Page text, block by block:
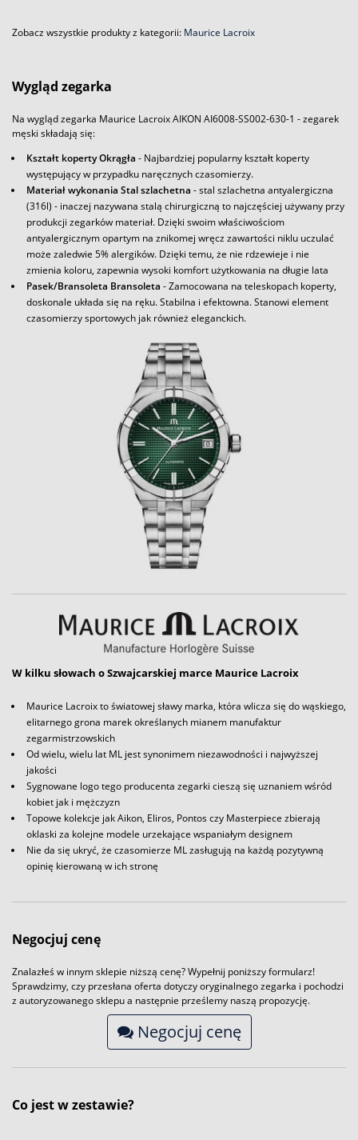
Zobacz wszystkie produkty z kategorii: Maurice Lacroix
Wygląd zegarka
Na wygląd zegarka Maurice Lacroix AIKON AI6008-SS002-630-1 - zegarek
męski składają się:
Kształt koperty Okrągła - Najbardziej popularny kształt koperty
występujący w przypadku naręcznych czasomierzy.
Materiał wykonania Stal szlachetna - stal szlachetna antyalergiczna
(316l) - inaczej nazywana stalą chirurgiczną to najczęściej używany przy
produkcji zegarków materiał. Dzięki swoim właściwościom
antyalergicznym opartym na znikomej wręcz zawartości niklu uczulać
może zaledwie 5% alergików. Dzięki temu, że nie rdzewieje i nie
zmienia koloru, zapewnia wysoki komfort użytkowania na długie lata
Pasek/Bransoleta Bransoleta - Zamocowana na teleskopach koperty,
doskonale układa się na ręku. Stabilna i efektowna. Stanowi element
czasomierzy sportowych jak również eleganckich.
W kilku słowach o Szwajcarskiej marce Maurice Lacroix
Maurice Lacroix to światowej sławy marka, która wlicza się do wąskiego,
elitarnego grona marek określanych mianem manufaktur
zegarmistrzowskich
Od wielu, wielu lat ML jest synonimem niezawodności i najwyższej
jakości
Sygnowane logo tego producenta zegarki cieszą się uznaniem wśród
kobiet jak i mężczyzn
Topowe kolekcje jak Aikon, Eliros, Pontos czy Masterpiece zbierają
oklaski za kolejne modele urzekające wspaniałym designem
Nie da się ukryć, że czasomierze ML zasługują na każdą pozytywną
opinię kierowaną w ich stronę
Negocjuj cenę
Znalazłeś w innym sklepie niższą cenę? Wypełnij poniższy formularz!
Sprawdzimy, czy przesłana oferta dotyczy oryginalnego zegarka i pochodzi
z autoryzowanego sklepu a następnie prześlemy naszą propozycję.
Negocjuj cenę
Co jest w zestawie?